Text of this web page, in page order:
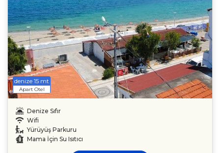
denize 15 mt
Apart Otel
Denize Sıfır
Wifi
Yürüyüş Parkuru
Mama İçin Su Isıtıcı